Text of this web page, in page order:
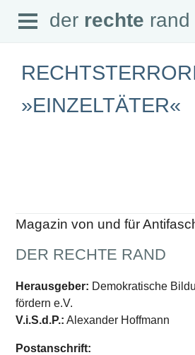
der rechte rand
Abonnement
Downloads
Datenschutz
SCHWERPUNKTE
Schwerpunkte Übersicht
Schwerpunkt AFD-Verbot
Schwerpunkt »Identitäre Bewegung«
Open
Menu
der rechte rand
»EINZELTÄTER«
Magazin von und für
DER RECHTE RAND
Herausgeber: Demokratische
fördern e.V.
V.i.S.d.P.: Alexander Hoffmann
Postanschrift: